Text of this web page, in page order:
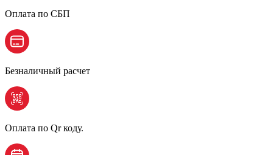
Оплата по СБП
Безналичный расчет
Оплата по Qr коду.